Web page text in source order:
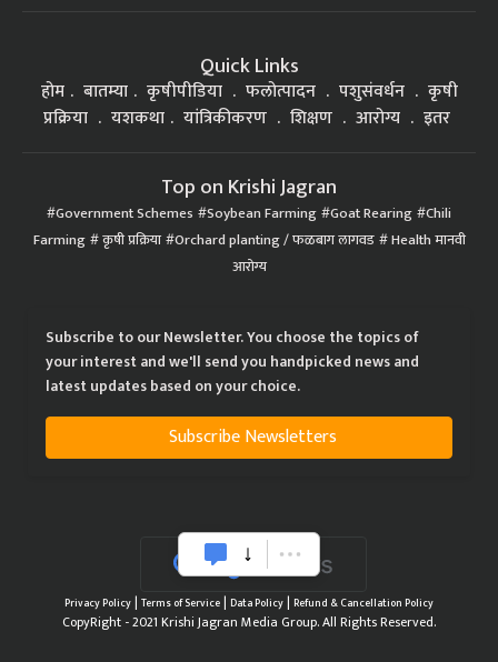
Quick Links
होम बातम्या कृषीपीडिया फलोत्पादन पशुसंवर्धन
कृषी
प्रक्रिया
यशकथा यांत्रिकीकरण शिक्षण आरोग्य इतर
Top on Krishi Jagran
Government Schemes Soybean Farming Goat Rearing Chili
Farming कृषी प्रक्रिया Orchard planting / फळबाग लागवड Health मानवी
आरोग्य
Subscribe to our Newsletter. You choose the topics of
your interest and we'll send you handpicked news and
latest updates based on your choice.
Subscribe Newsletters
Privacy Policy| Terms of Service| Data Policy| Refund & Cancellation Policy
CopyRight - 2021 Krishi Jagran Media Group. All Rights Reserved.